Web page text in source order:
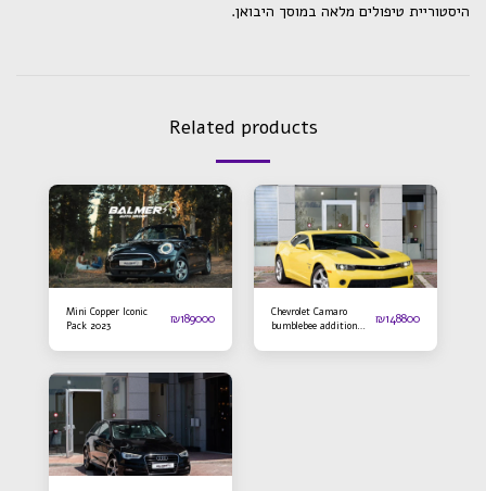
.היסטוריית טיפולים מלאה במוסך היבואן
Related products
Mini Copper Iconic
Pack 2023
₪189000
Chevrolet Camaro
bumblebee addition
₪148800